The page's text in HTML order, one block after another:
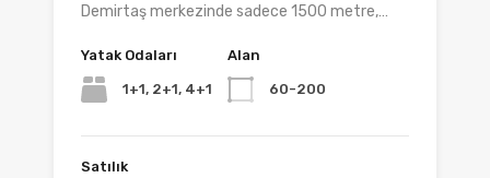
Demirtaş merkezinde sadece 1500 metre,…
Yatak Odaları
1+1, 2+1, 4+1
Alan
60-200
Satılık